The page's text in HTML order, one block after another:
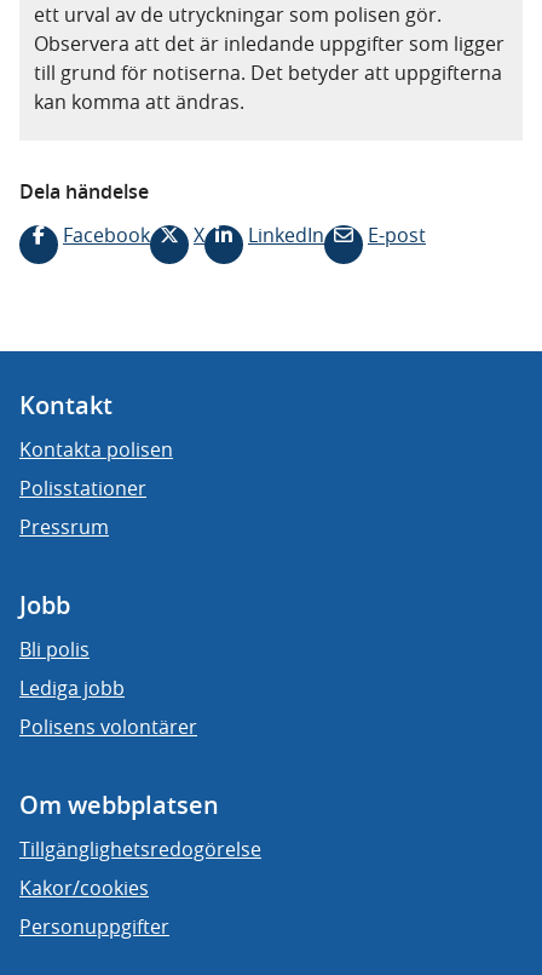
ett urval av de utryckningar som polisen gör.
Observera att det är inledande uppgifter som ligger
till grund för notiserna. Det betyder att uppgifterna
kan komma att ändras.
Dela händelse
Facebook
X LinkedIn E-post
Kontakt
Kontakta polisen
Polisstationer
Pressrum
Jobb
Bli polis
Lediga jobb
Polisens volontärer
Om webbplatsen
Tillgänglighetsredogörelse
Kakor/cookies
Personuppgifter